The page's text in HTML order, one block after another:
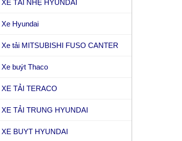
Kia Morning Si 1.25
XE TẢI NHẸ HYUNDAI
Xe Hyundai
Xe tải MITSUBISHI FUSO CANTER
Xe buýt Thaco
XE TẢI TERACO
XE TẢI TRUNG HYUNDAI
XE BUYT HYUNDAI